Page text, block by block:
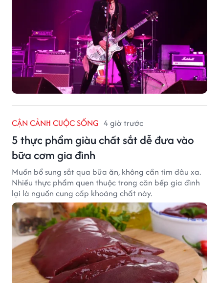
CẬN CẢNH CUỘC SỐNG 4 giờ trước
5 thực phẩm giàu chất sắt dễ đưa vào
bữa cơm gia đình
Muốn bổ sung sắt qua bữa ăn, không cần tìm đâu xa.
Nhiều thực phẩm quen thuộc trong căn bếp gia đình
lại là nguồn cung cấp khoáng chất này.